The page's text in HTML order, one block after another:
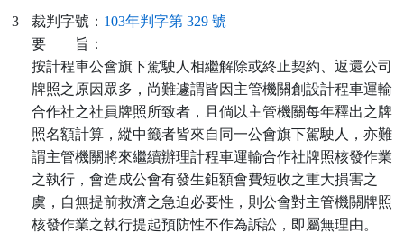
3
裁判字號： 103年判字第 329 號
要
旨：
按計程車公會旗下駕駛人相繼解除或終止契約、返還公司
牌照之原因眾多，尚難遽謂皆因主管機關創設計程車運輸
合作社之社員牌照所致者，且倘以主管機關每年釋出之牌
照名額計算，縱中籤者皆來自同一公會旗下駕駛人，亦難
謂主管機關將來繼續辦理計程車運輸合作社牌照核發作業
之執行，會造成公會有發生鉅額會費短收之重大損害之
虞，自無提前救濟之急迫必要性，則公會對主管機關牌照
核發作業之執行提起預防性不作為訴訟，即屬無理由。